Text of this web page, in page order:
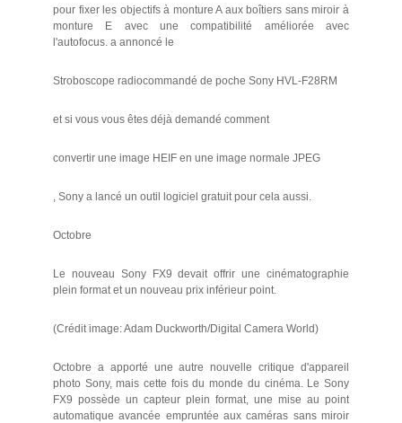
pour fixer les objectifs à monture A aux boîtiers sans miroir à
monture E avec une compatibilité améliorée avec
l'autofocus. a annoncé le
Stroboscope radiocommandé de poche Sony HVL-F28RM
et si vous vous êtes déjà demandé comment
convertir une image HEIF en une image normale JPEG
, Sony a lancé un outil logiciel gratuit pour cela aussi.
Octobre
Le nouveau Sony FX9 devait offrir une cinématographie
plein format et un nouveau prix inférieur point.
(Crédit image: Adam Duckworth/Digital Camera World)
Octobre a apporté une autre nouvelle critique d'appareil
photo Sony, mais cette fois du monde du cinéma. Le Sony
FX9 possède un capteur plein format, une mise au point
automatique avancée empruntée aux caméras sans miroir